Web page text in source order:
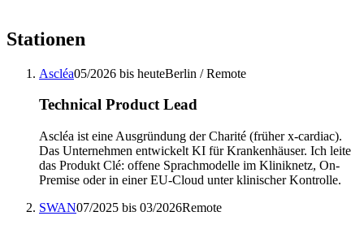
Stationen
Ascléa05/2026 bis heuteBerlin / Remote
Technical Product Lead
Ascléa ist eine Ausgründung der Charité (früher x-cardiac).
Das Unternehmen entwickelt KI für Krankenhäuser. Ich leite
das Produkt Clé: offene Sprachmodelle im Kliniknetz, On-
Premise oder in einer EU-Cloud unter klinischer Kontrolle.
SWAN07/2025 bis 03/2026Remote